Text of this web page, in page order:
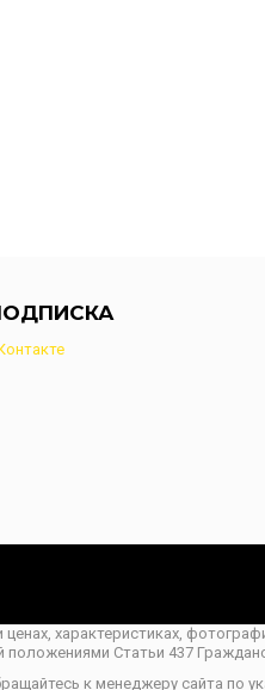
характеристиках,
Статьи 437
к менеджеру сайта по